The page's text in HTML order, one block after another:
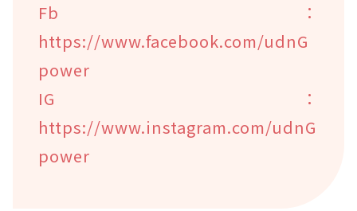
Fb：
https://www.facebook.com/udnG
power
IG：
https://www.instagram.com/udnG
power